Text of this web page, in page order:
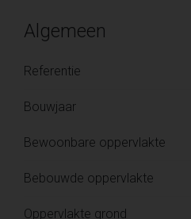
Algemeen
Referentie
Bouwjaar
Bewoonbare oppervlakte
Bebouwde oppervlakte
Oppervlakte grond